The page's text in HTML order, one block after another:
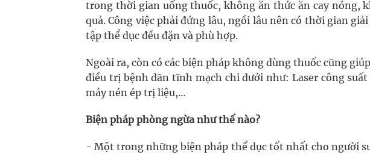
trong thời gian uống thuốc, không ăn thức ăn cay nóng,
quả. Công việc phải đứng lâu, ngồi lâu nên có thời gian
tập thể dục đều đặn và phù hợp.
Ngoài ra, còn có các biện pháp không dùng thuốc cũng
điều trị bệnh dãn tĩnh mạch chi dưới như: Laser công
máy nén ép trị liệu,…
Biện pháp phòng ngừa như thế nào?
- Một trong những biện pháp thể dục tốt nhất cho người